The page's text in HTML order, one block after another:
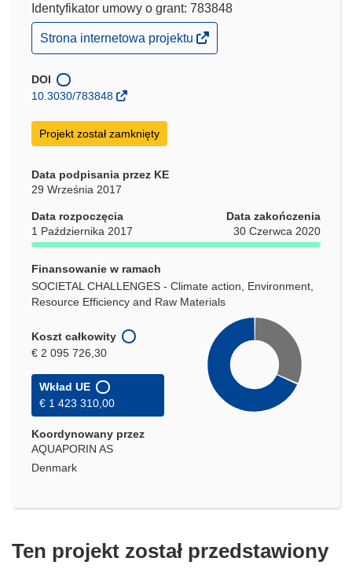
Identyfikator umowy o grant: 783848
(odnośnik
otworzy
w
nowym
Strona internetowa projektu
DOI
10.3030/783848
Projekt został zamknięty
Data podpisania przez KE
29 Września 2017
Data rozpoczęcia
1 Października 2017
Data zakończenia
30 Czerwca 2020
Finansowanie w ramach
SOCIETAL CHALLENGES - Climate action, Environment,
Resource Efficiency and Raw Materials
Koszt całkowity
€ 2 095 726,30
Wkład UE
€ 1 423 310,00
Koordynowany przez
AQUAPORIN AS
Denmark
Ten projekt został przedstawiony